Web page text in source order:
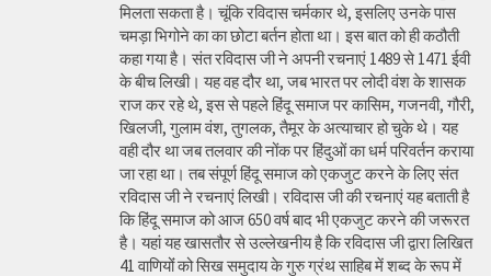
मिलता सकता है। चूंकि रविदास चर्मकार थे, इसलिए उनके पास
चमड़ा भिगोने का का छोटा बर्तन होता था। इस बात को ही कठौती
कहा गया है। संत रविदास जी ने अपनी रचनाएं 1489 से 1471 ईवी
के बीच लिखी। यह वह दौर था, जब भारत पर लोदी वंश के शासक
राज कर रहे थे, इस से पहले हिंदू समाज पर कासिम, गजनवी, गौरी,
खिलजी, गुलाम वंश, तुगलक, तैमूर के अत्याचार हो चुके थे। यह
वही दौर था जब तलवार की नोंक पर हिंदुओं का धर्म परिवर्तन कराया
जा रहा था। तब संपूर्ण हिंदू समाज को एकजुट करने के लिए संत
रविदास जी ने रचनाएं लिखी। रविदास जी की रचनाएं यह बताती है
कि हिंदू समाज को आज 650 वर्ष बाद भी एकजुट करने की जरूरत
है। यहां यह खासतौर से उल्लेखनीय है कि रविदास जी द्वारा लिखित
41 वाणियोंं को सिख समुदाय के गुरु ग्रंथ साहिब में शब्द के रूप में